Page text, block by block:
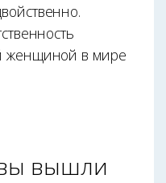
женщиной в мире
вышли